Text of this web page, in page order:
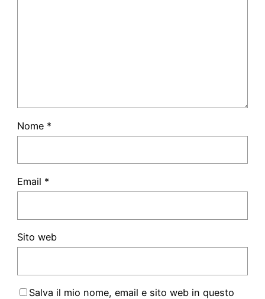
Nome *
Email *
Sito web
Salva il mio nome, email e sito web in questo